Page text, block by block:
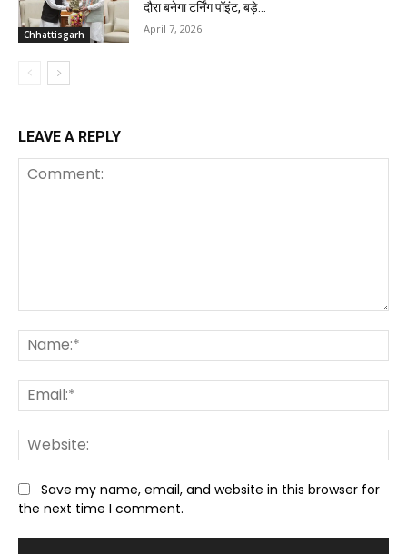
Chhattisgarh
दौरा बनेगा टर्निंग पॉइंट, बड़े...
April 7, 2026
LEAVE A REPLY
Save my name, email, and website in this browser for
the next time I comment.